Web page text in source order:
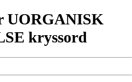
UORGANISK
kryssord